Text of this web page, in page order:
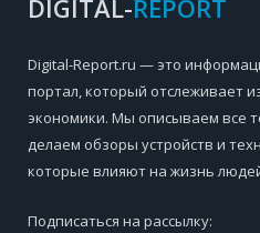
DIGITAL-REPORT
Digital-Report.ru — это
портал, который отслеживает
экономики. Мы описываем все
делаем обзоры устройств и
которые влияют на жизнь
Подписаться на рассылку: